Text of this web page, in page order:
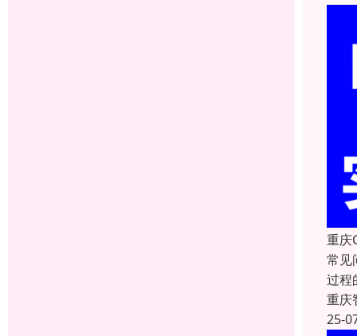
重庆
常见
过程
重庆
25-